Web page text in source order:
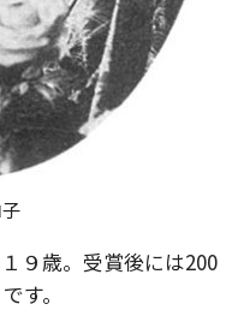
９歳。受賞後には200
す。